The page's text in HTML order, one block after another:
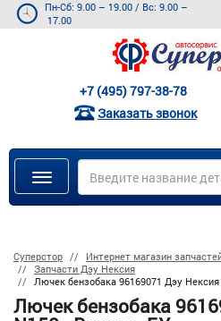
Пн-Сб: 9.00 – 19.00 / Вс: 9.00 –
17.00
+7 (495) 797-38-78
Заказать звонок
Суперстор Интернет магазин
Запчасти Дэу Нексия
Лючек бензобака 96169071 Дэу
Лючек бензобака